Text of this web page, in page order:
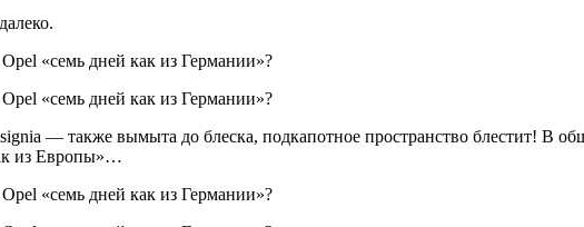
— также вымыта до блеска, подкапотное пространство блестит! В
из Европы»…